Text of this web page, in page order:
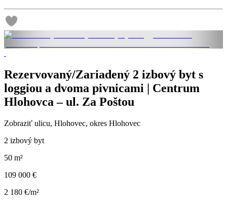
Rezervovaný/Zariadený 2 izbový byt s
loggiou a dvoma pivnicami | Centrum
Hlohovca – ul. Za Poštou
Zobraziť ulicu, Hlohovec, okres Hlohovec
2 izbový byt
50 m²
109 000 €
2 180 €/m²